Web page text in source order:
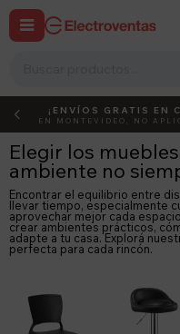

DEBUT
¡ENVÍOS GRATIS EN
EN MONTEVIDEO, NO
Elegir los
ambiente no
Encontrar el equilibrio entre
llevar tiempo, especialmente
aprovechar mejor cada
crear ambientes prácticos,
adapte a tu casa. Explorá
perfecta para cada rincón.